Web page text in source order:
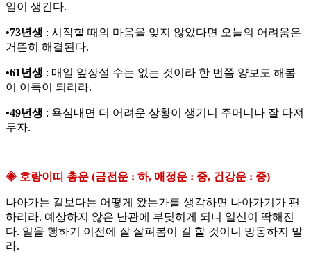
일이 생긴다.
•73년생 : 시작할 때의 마음을 잊지 않았다면 오늘의 어려움은
거뜬히 해결된다.
•61년생 : 매일 앞장설 수는 없는 것이라 한 번쯤 양보도 해봄
이 이득이 되리라.
•49년생 : 욕심내면 더 어려운 상황이 생기니 주머니나 잘 다져
두자.
◈ 호랑이띠 총운 (금전운 : 하, 애정운 : 중, 건강운 : 중)
나아가는 길보다는 어떻게 왔는가를 생각하면 나아가기가 편
하리라. 예상하지 않은 난관에 부딪히게 되니 일신이 딱해진
다. 일을 행하기 이전에 잘 살펴봄이 길 할 것이니 망동하지 말
라.